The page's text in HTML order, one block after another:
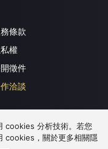
條款
權
徵件
洽談
cookies 分析技術。若您
cookies，關於更多相關隱